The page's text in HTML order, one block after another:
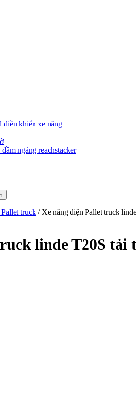
điều khiển xe nâng
ngáng reachstacker
truck / Xe nâng điện Pallet truck
linde T20S tải